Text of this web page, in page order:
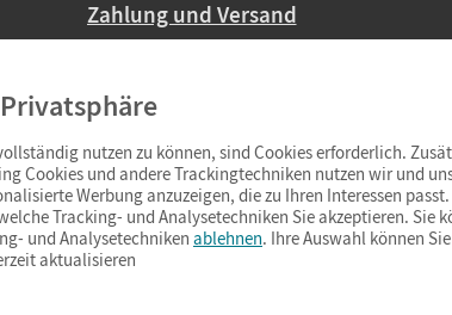
Zahlung und Versand
Ab 59,– EUR Bestellwert liefern wir
(Lieferung in 3–6 Tagen).
nutzen zu können, sind Cookies erforderlich.
Cookies und andere Trackingtechniken nutzen wir und
Werbung anzuzeigen, die zu Ihren Interessen
Tracking- und Analysetechniken Sie akzeptieren. Sie
und Analysetechniken ablehnen. Ihre Auswahl können
aktualisieren